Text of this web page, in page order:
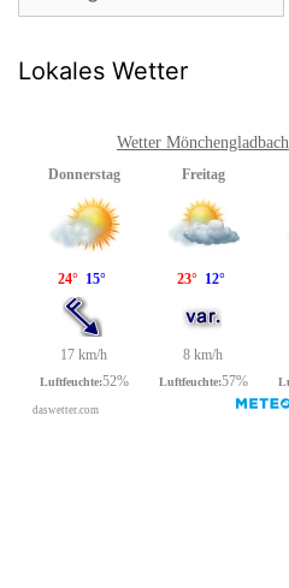
Lokales Wetter
Wetter Mönchengladbach